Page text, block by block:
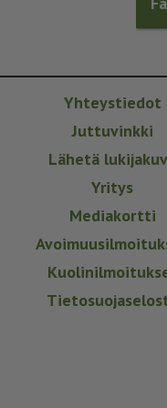
Yhteystiedot
Juttuvinkki
Lähetä
Yritys
Mediakortti